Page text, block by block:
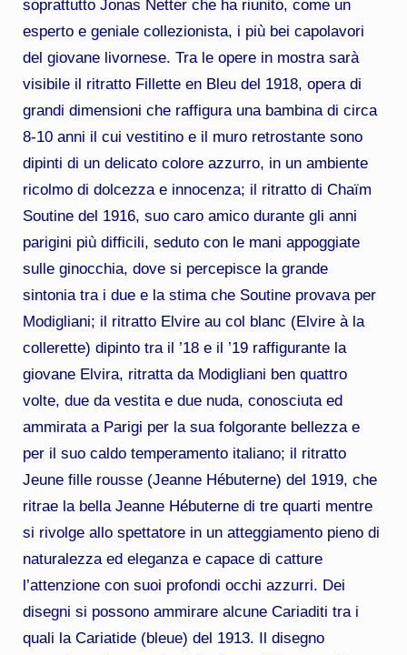
soprattutto Jonas Netter che ha riunito, come un
esperto e geniale collezionista, i più bei capolavori
del giovane livornese. Tra le opere in mostra sarà
visibile il ritratto Fillette en Bleu del 1918, opera di
grandi dimensioni che raffigura una bambina di circa
8-10 anni il cui vestitino e il muro retrostante sono
dipinti di un delicato colore azzurro, in un ambiente
ricolmo di dolcezza e innocenza; il ritratto di Chaïm
Soutine del 1916, suo caro amico durante gli anni
parigini più difficili, seduto con le mani appoggiate
sulle ginocchia, dove si percepisce la grande
sintonia tra i due e la stima che Soutine provava per
Modigliani; il ritratto Elvire au col blanc (Elvire à la
collerette) dipinto tra il ’18 e il ’19 raffigurante la
giovane Elvira, ritratta da Modigliani ben quattro
volte, due da vestita e due nuda, conosciuta ed
ammirata a Parigi per la sua folgorante bellezza e
per il suo caldo temperamento italiano; il ritratto
Jeune fille rousse (Jeanne Hébuterne) del 1919, che
ritrae la bella Jeanne Hébuterne di tre quarti mentre
si rivolge allo spettatore in un atteggiamento pieno di
naturalezza ed eleganza e capace di catture
l’attenzione con suoi profondi occhi azzurri. Dei
disegni si possono ammirare alcune Cariaditi tra i
quali la Cariatide (bleue) del 1913. Il disegno